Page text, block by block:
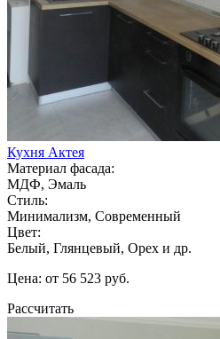
Кухня Актея
Материал фасада:
МДФ, Эмаль
Стиль:
Минимализм, Современный
Цвет:
Белый, Глянцевый, Орех и др.
Цена: от 56 523 руб.
Рассчитать